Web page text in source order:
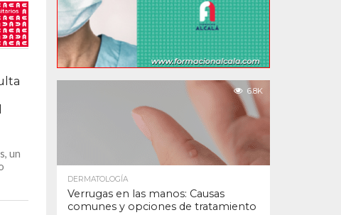
un
6.8K
DERMATOLOGÍA
Verrugas en las manos: Causas
comunes y opciones de tratamiento